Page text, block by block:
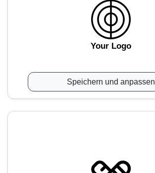
Your Logo
Speichern und anpassen